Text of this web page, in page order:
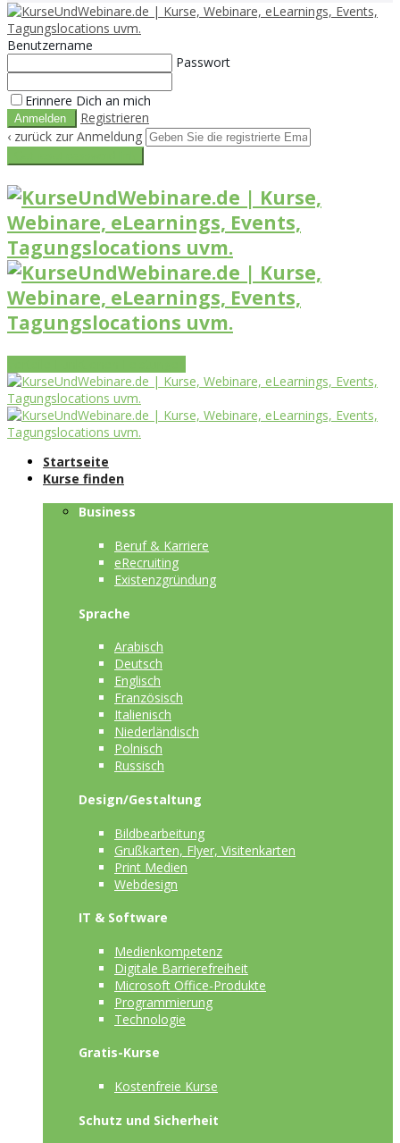
Benutzername
Passwort
Erinnere Dich an mich
Registrieren
‹ zurück zur Anmeldung
Startseite
Kurse finden
Business
Beruf & Karriere
eRecruiting
Existenzgründung
Sprache
Arabisch
Deutsch
Englisch
Französisch
Italienisch
Niederländisch
Polnisch
Russisch
Design/Gestaltung
Bildbearbeitung
Grußkarten, Flyer, Visitenkarten
Print Medien
Webdesign
IT & Software
Medienkompetenz
Digitale Barrierefreiheit
Microsoft Office-Produkte
Programmierung
Technologie
Gratis-Kurse
Kostenfreie Kurse
Schutz und Sicherheit